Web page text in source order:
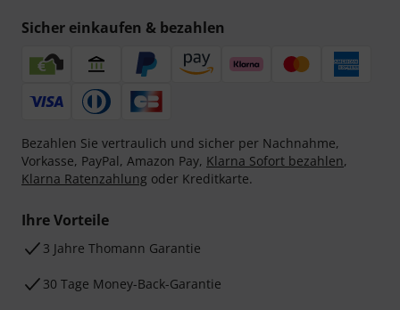
Sicher einkaufen & bezahlen
Bezahlen Sie vertraulich und sicher per Nachnahme,
Vorkasse, PayPal, Amazon Pay, Klarna Sofort bezahlen,
Klarna Ratenzahlung oder Kreditkarte.
Ihre Vorteile
3 Jahre Thomann Garantie
30 Tage Money-Back-Garantie